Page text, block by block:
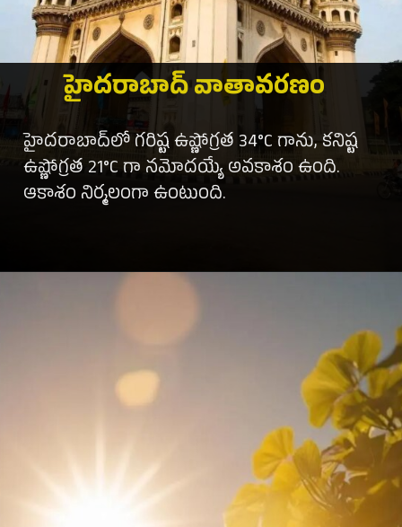
హైదరాబాద్‌లో గరిష్ట ఉష్ణోగ్రత 34°C గాను, కనిష్ట
ఉష్ణోగ్రత 21°C గా నమోదయ్యే అవకాశం ఉంది.
ఆకాశం నిర్మలంగా ఉంటుంది.
హైదరాబాద్ వాతావరణం